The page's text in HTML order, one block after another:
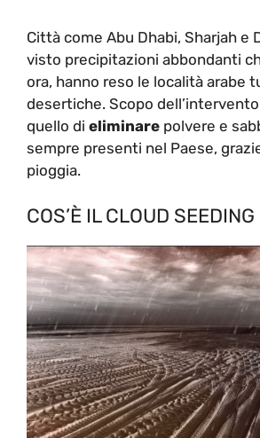
Città come Abu Dhabi, Sharjah e
visto precipitazioni abbondanti
ora, hanno reso le località arabe
desertiche. Scopo
quello di eliminare polvere e
sempre presenti nel Paese,
pioggia.
COS’È IL CLOUD SEEDING